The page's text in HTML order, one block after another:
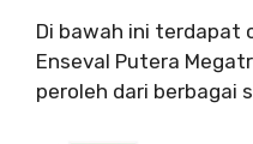
Di bawah ini terdapat
Enseval Putera
peroleh dari berbagai